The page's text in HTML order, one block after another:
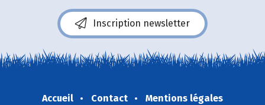
Inscription newsletter
Accueil Contact
Mentions légales